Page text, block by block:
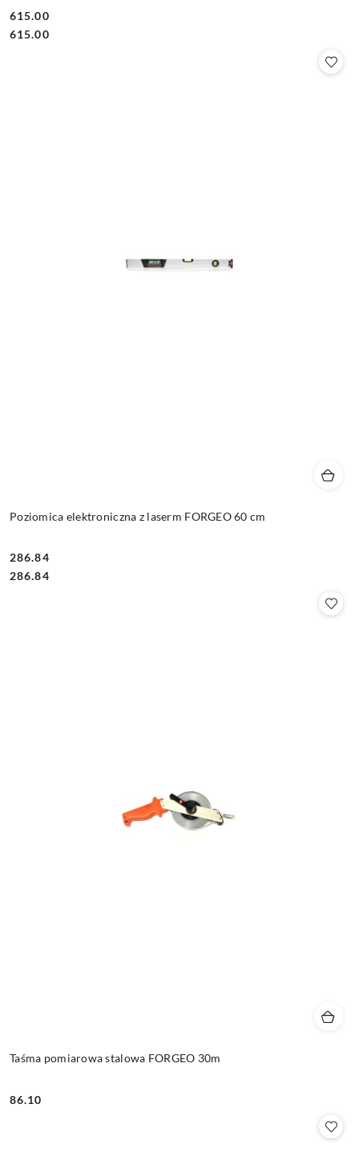
Cena:
615.00
Cena:
615.00
Poziomica elektroniczna z laserm FORGEO 60 cm
Cena:
286.84
Cena:
286.84
Taśma pomiarowa stalowa FORGEO 30m
Cena:
86.10